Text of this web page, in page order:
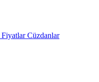
FiyatlarCüzdanlar